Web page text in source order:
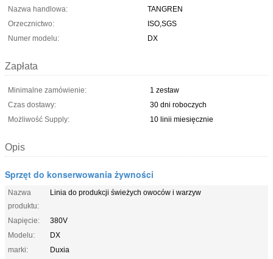
Nazwa handlowa:
TANGREN
Orzecznictwo:
ISO,SGS
Numer modelu:
DX
Zapłata
Minimalne zamówienie:
1 zestaw
Czas dostawy:
30 dni roboczych
Możliwość Supply:
10 linii miesięcznie
Opis
Sprzęt do konserwowania żywności
Nazwa
produktu:
Linia do produkcji świeżych owoców i warzyw
Napięcie:
380V
Modelu:
DX
marki:
Duxia